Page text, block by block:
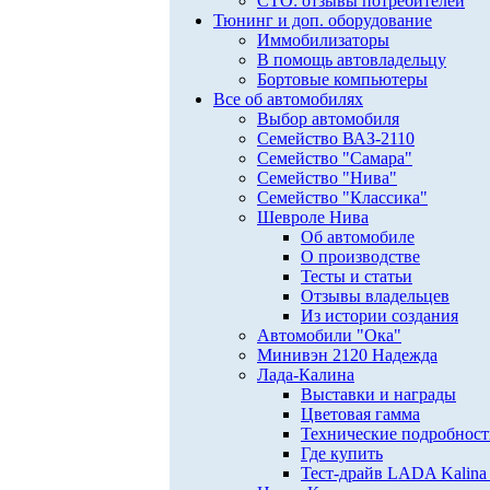
Тюнинг и доп. оборудование
Иммобилизаторы
В помощь автовладельцу
Бортовые компьютеры
Все об автомобилях
Выбор автомобиля
Семейство ВАЗ-2110
Семейство "Самара"
Семейство "Нива"
Семейство "Классика"
Шевроле Нива
Об автомобиле
О производстве
Тесты и статьи
Отзывы владельцев
Из истории создания
Автомобили "Ока"
Минивэн 2120 Надежда
Лада-Калина
Выставки и награды
Цветовая гамма
Технические
Где купить
Тест-драйв LADA Kalina